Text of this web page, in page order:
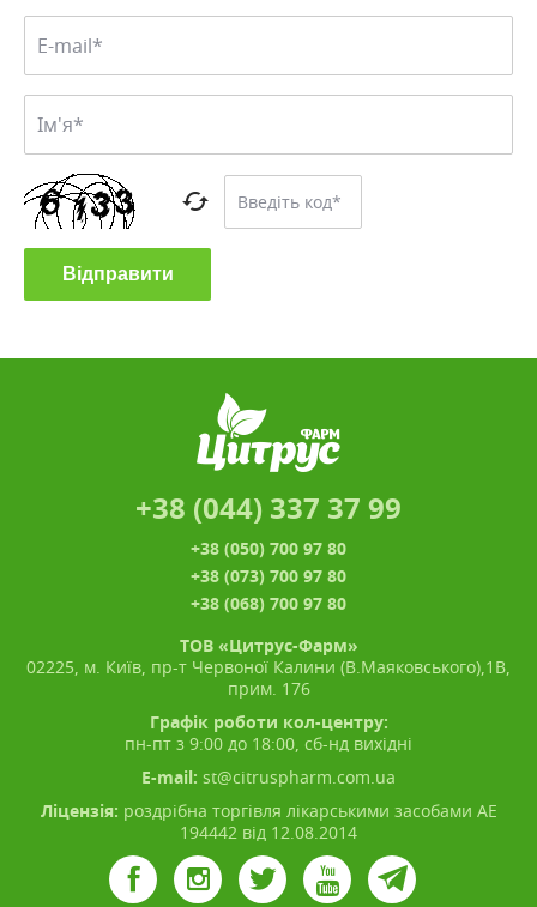
+38 (044) 337 37 99
+38 (050) 700 97 80
+38 (073) 700 97 80
+38 (068) 700 97 80
ТОВ «Цитрус-Фарм»
02225, м. Київ, пр-т Червоної Калини (В.Маяковського),1В,
прим. 176
Графік роботи кол-центру:
пн-пт з 9:00 до 18:00, сб-нд вихідні
E-mail: st@citruspharm.com.ua
Ліцензія: роздрібна торгівля лікарськими засобами АЕ
194442 від 12.08.2014